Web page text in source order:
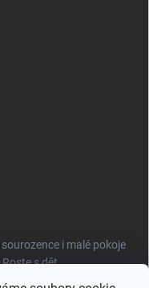
i malé pokoje
s dět...